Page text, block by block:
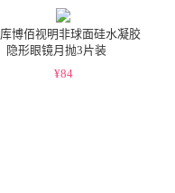
库博佰视明非球面硅水凝胶
隐形眼镜月抛3片装
¥84